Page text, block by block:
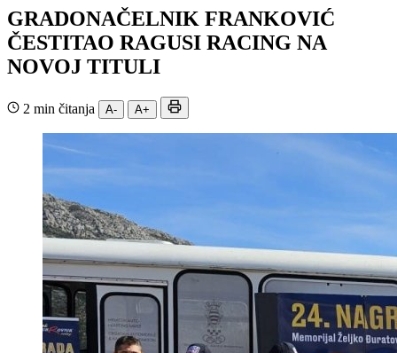
GRADONAČELNIK FRANKOVIĆ
ČESTITAO RAGUSI RACING NA
NOVOJ TITULI
2 min čitanja A- A+